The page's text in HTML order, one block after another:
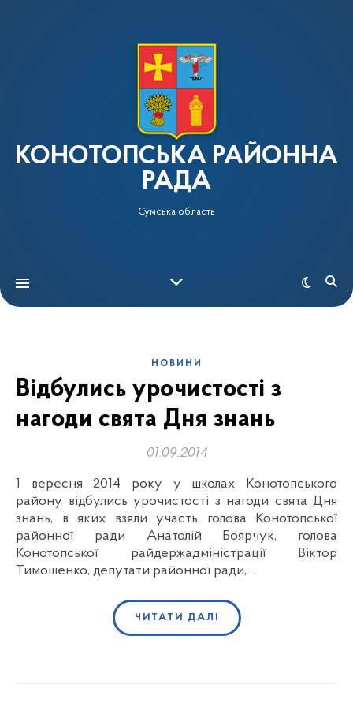
КОНОТОПСЬКА РАЙОННА
РАДА
Сумська область
НОВИНИ
Відбулись урочистості з
нагоди свята Дня знань
01.09.2014
1 вересня 2014 року у школах Конотопського
району відбулись урочистості з нагоди свята Дня
знань, в яких взяли участь голова Конотопської
районної ради Анатолій Боярчук, голова
Конотопської райдержадміністрації Віктор
Тимошенко, депутати районної ради,…
ЧИТАТИ ДАЛІ